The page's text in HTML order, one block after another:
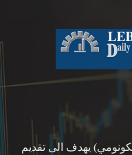
يهدف الى تقديم